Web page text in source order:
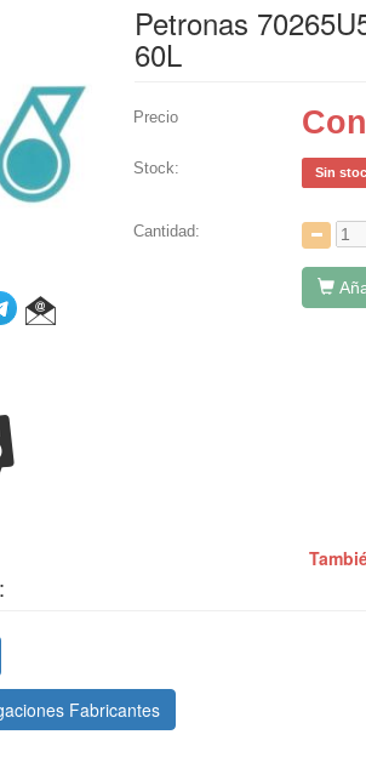
Petronas
60L
Precio
Stock: Sin
Cantidad:
Fabricantes